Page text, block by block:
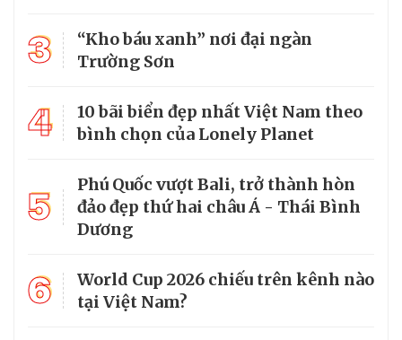
3
“Kho báu xanh” nơi đại ngàn
Trường Sơn
4
10 bãi biển đẹp nhất Việt Nam theo
bình chọn của Lonely Planet
5
Phú Quốc vượt Bali, trở thành hòn
đảo đẹp thứ hai châu Á - Thái Bình
Dương
6
World Cup 2026 chiếu trên kênh nào
tại Việt Nam?